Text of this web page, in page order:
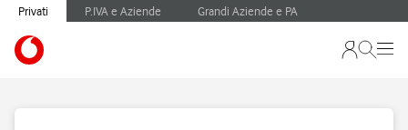
Privati P.IVA e Aziende Grandi Aziende e PA